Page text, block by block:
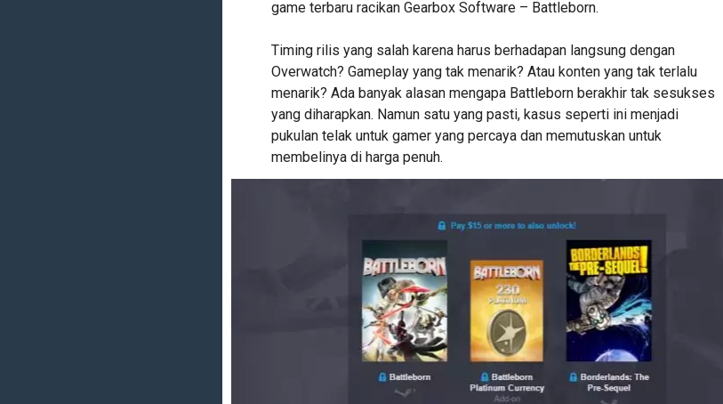
game terbaru racikan Gearbox Software – Battleborn.
Timing rilis yang salah karena harus berhadapan langsung dengan
Overwatch? Gameplay yang tak menarik? Atau konten yang tak terlalu
menarik? Ada banyak alasan mengapa Battleborn berakhir tak sesukses
yang diharapkan. Namun satu yang pasti, kasus seperti ini menjadi
pukulan telak untuk gamer yang percaya dan memutuskan untuk
membelinya di harga penuh.